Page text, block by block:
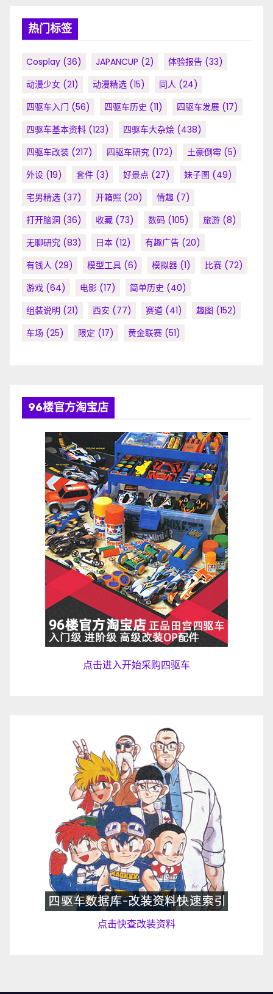
热门标签
Cosplay (36) JAPANCUP (2) 体验报告 (33)
动漫少女 (21) 动漫精选 (15) 同人 (24)
四驱车入门 (56) 四驱车历史 (11) 四驱车发展 (17)
四驱车基本资料 (123) 四驱车大杂烩 (438)
四驱车改装 (217) 四驱车研究 (172) 土豪倒霉 (5)
外设 (19) 套件 (3) 好景点 (27) 妹子图 (49)
宅男精选 (37) 开箱照 (20) 情趣 (7)
打开脑洞 (36) 收藏 (73) 数码 (105) 旅游 (8)
无聊研究 (83) 日本 (12) 有趣广告 (20)
有钱人 (29) 模型工具 (6) 模拟器 (1) 比赛 (72)
游戏 (64) 电影 (17) 简单历史 (40)
组装说明 (21) 西安 (77) 赛道 (41) 趣图 (152)
车场 (25) 限定 (17) 黄金联赛 (51)
96楼官方淘宝店
点击进入开始采购四驱车
点击快查改装资料